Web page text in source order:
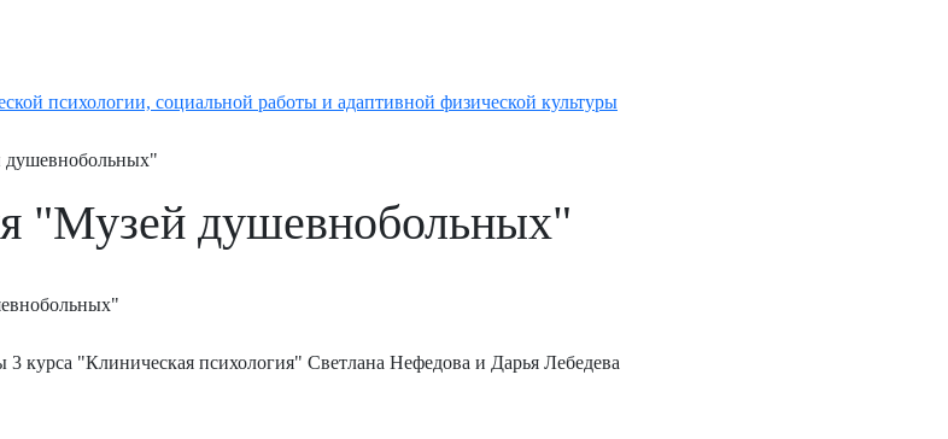
психологии, социальной работы и адаптивной физической культуры
душевнобольных"
"Музей душевнобольных"
3 курса "Клиническая психология" Светлана Нефедова и Дарья Лебедева